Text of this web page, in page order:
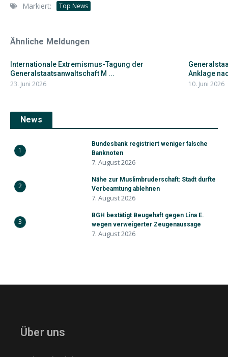
Markiert: Top News
Ähnliche Meldungen
Internationale Extremismus-Tagung der
Generalstaatsanwaltschaft M ...
23. Juni 2026
Anklage
10. Juni 2026
News
1
Bundesbank registriert weniger falsche
Banknoten
7. August 2026
2
Nähe zur Muslimbruderschaft: Stadt durfte
Verbeamtung ablehnen
7. August 2026
3
BGH bestätigt Beugehaft gegen Lina E.
wegen verweigerter Zeugenaussage
7. August 2026
Über uns